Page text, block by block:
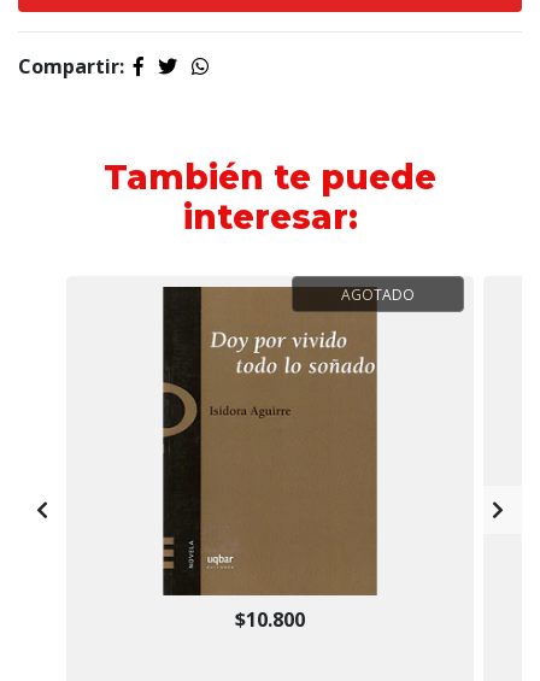
Compartir:
También te puede
interesar:
$10.800
AGOTADO